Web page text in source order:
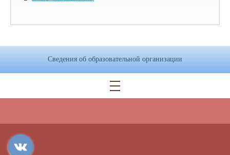
Сведения об образовательной организации